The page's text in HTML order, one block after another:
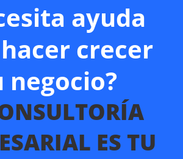
ayuda
crecer
negocio?
ES TU